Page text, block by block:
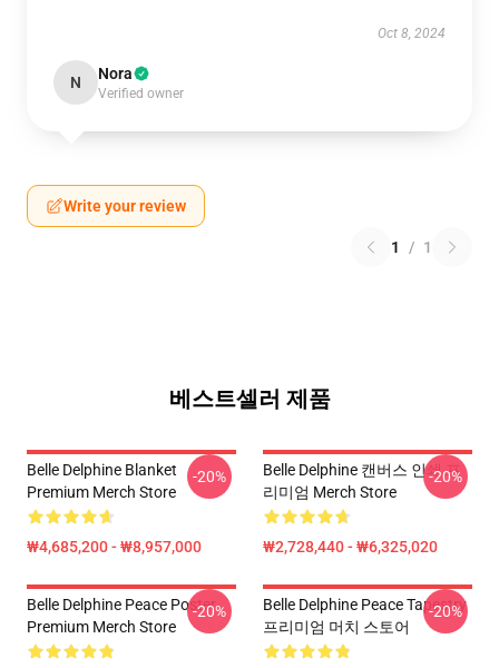
Oct 8, 2024
N Nora
Verified owner
Write your review
1 / 1
베스트셀러 제품
Belle Delphine Blanket
Premium Merch Store
₩4,685,200 - ₩8,957,000
-20%
Belle Delphine 캔버스 인쇄 프
리미엄 Merch Store
₩2,728,440 - ₩6,325,020
-20%
Belle Delphine Peace Poster
Premium Merch Store
-20%
Belle Delphine Peace Tapestry
프리미엄 머치 스토어
-20%